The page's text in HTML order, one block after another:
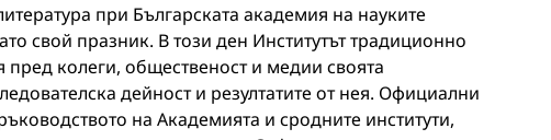
при Българската академия на науките
свой празник. В този ден Институтът традиционно
пред колеги, общественост и медии своята
дейност и резултатите от нея. Официални
на Академията и сродните институти,